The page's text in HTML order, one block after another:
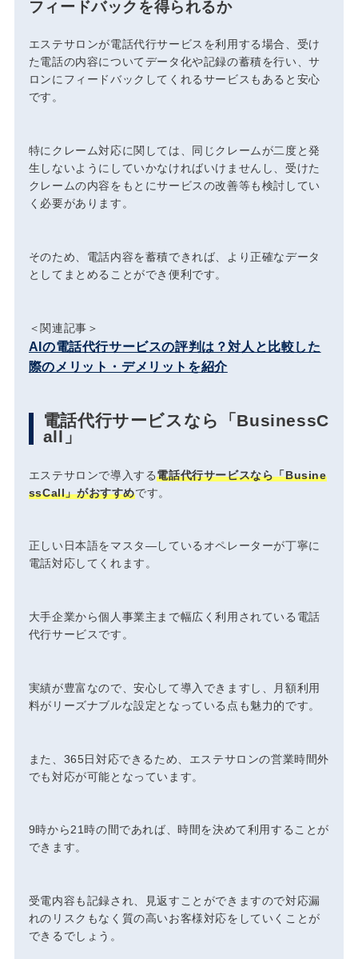
フィードバックを得られるか
エステサロンが電話代行サービスを利用する場合、受け
た電話の内容についてデータ化や記録の蓄積を行い、サ
ロンにフィードバックしてくれるサービスもあると安心
です。
特にクレーム対応に関しては、同じクレームが二度と発
生しないようにしていかなければいけませんし、受けた
クレームの内容をもとにサービスの改善等も検討してい
く必要があります。
そのため、電話内容を蓄積できれば、より正確なデータ
としてまとめることができ便利です。
＜関連記事＞
AIの電話代行サービスの評判は？対人と比較した
際のメリット・デメリットを紹介
電話代行サービスなら「BusinessC
all」
エステサロンで導入する電話代行サービスなら「Busine
ssCall」がおすすめです。
正しい日本語をマスタ―しているオペレーターが丁寧に
電話対応してくれます。
大手企業から個人事業主まで幅広く利用されている電話
代行サービスです。
実績が豊富なので、安心して導入できますし、月額利用
料がリーズナブルな設定となっている点も魅力的です。
また、365日対応できるため、エステサロンの営業時間外
でも対応が可能となっています。
9時から21時の間であれば、時間を決めて利用することが
できます。
受電内容も記録され、見返すことができますので対応漏
れのリスクもなく質の高いお客様対応をしていくことが
できるでしょう。